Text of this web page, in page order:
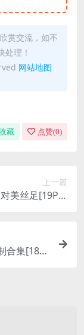
赏交流，如不
理！
网站地图
藏 点赞(0)
上一篇
美丝足[19P/1
合集[18V/